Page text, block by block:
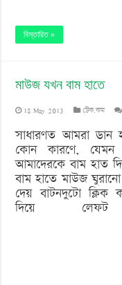
বিস্তারিত »
মাউজ যখন বাম হাতে
18 May 2013 টেক.কম
সাধারণত আমরা ডান
কোন কারণে, যেমন
আমাদেরকে বাম হাত
বাম হাতে মাউজ
দেয় বাটনদুটো ক্লিক
দিয়ে